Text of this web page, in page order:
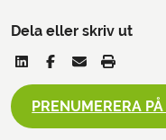
Dela eller skriv ut
PRENUMERERA